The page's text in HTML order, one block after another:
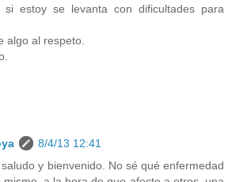
si estoy se levanta con dificultades para
algo al respeto.
8/4/13 12:41
y bienvenido. No sé qué enfermedad